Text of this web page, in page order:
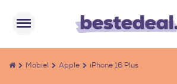
Mobiel Apple iPhone 16 Plus